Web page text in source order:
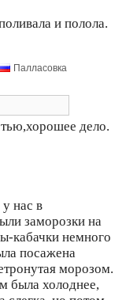
и полола.
Палласовка
дело.
нас в
заморозки на
кабачки немного
посажена
морозом.
была холоднее,